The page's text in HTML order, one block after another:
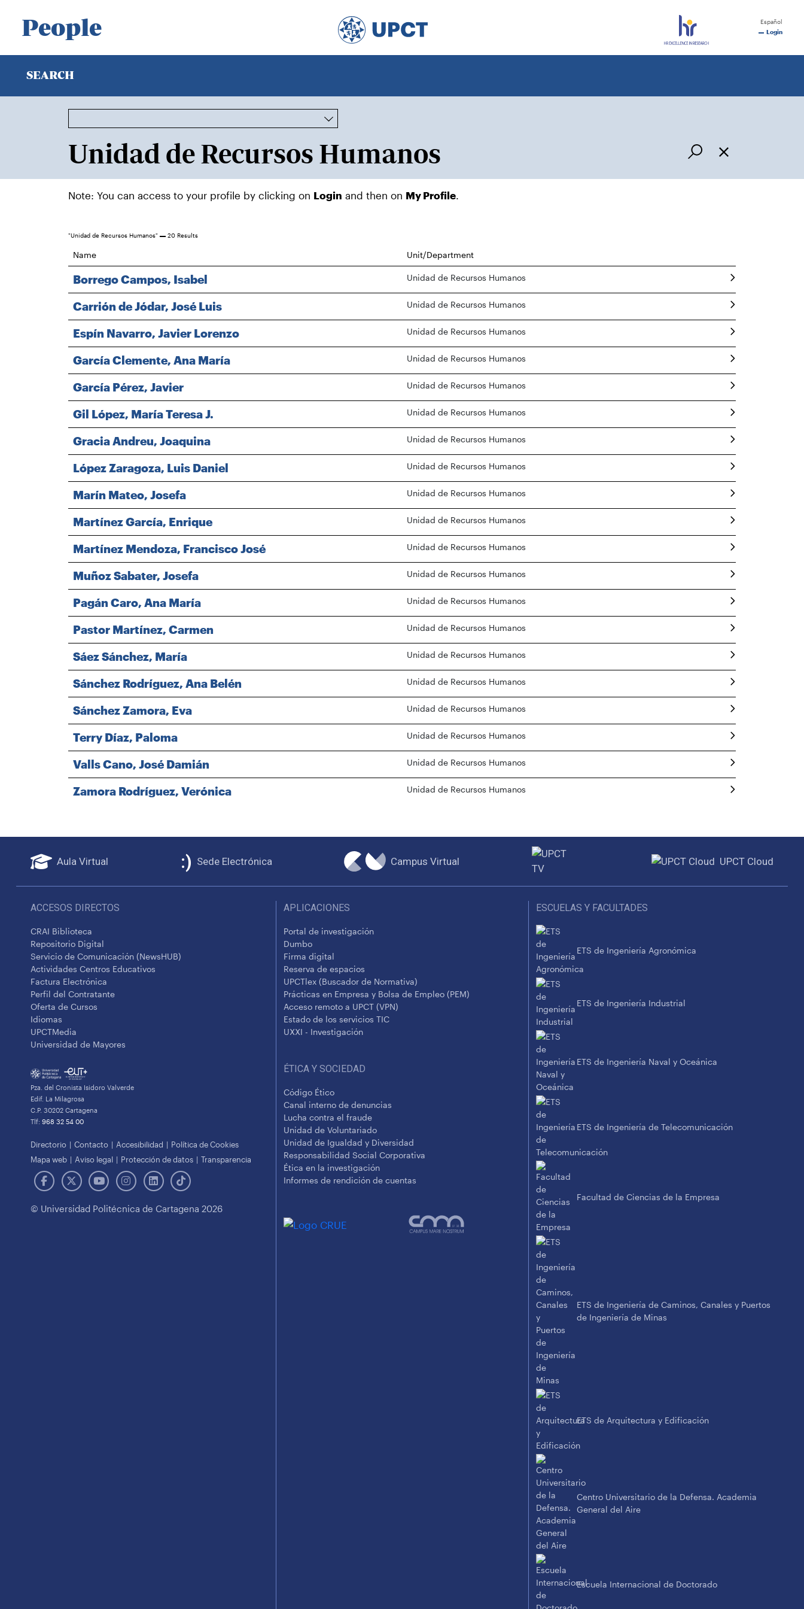
People
Español
Login
SEARCH
Note: You can access to your profile by clicking on Login and then on My Profile.
"Unidad de Recursos Humanos" 20 Results
Name Unit/Department
Borrego Campos, Isabel Unidad de Recursos Humanos
Carrión de Jódar, José Luis Unidad de Recursos Humanos
Espín Navarro, Javier Lorenzo Unidad de Recursos Humanos
García Clemente, Ana María Unidad de Recursos Humanos
García Pérez, Javier Unidad de Recursos Humanos
Gil López, María Teresa J. Unidad de Recursos Humanos
Gracia Andreu, Joaquina Unidad de Recursos Humanos
López Zaragoza, Luis Daniel Unidad de Recursos Humanos
Marín Mateo, Josefa Unidad de Recursos Humanos
Martínez García, Enrique Unidad de Recursos Humanos
Martínez Mendoza, Francisco José Unidad de Recursos Humanos
Muñoz Sabater, Josefa Unidad de Recursos Humanos
Pagán Caro, Ana María Unidad de Recursos Humanos
Pastor Martínez, Carmen Unidad de Recursos Humanos
Sáez Sánchez, María Unidad de Recursos Humanos
Sánchez Rodríguez, Ana Belén Unidad de Recursos Humanos
Sánchez Zamora, Eva Unidad de Recursos Humanos
Terry Díaz, Paloma Unidad de Recursos Humanos
Valls Cano, José Damián Unidad de Recursos Humanos
Zamora Rodríguez, Verónica Unidad de Recursos Humanos
Aula Virtual Sede Electrónica Campus Virtual UPCT Cloud
ACCESOS DIRECTOS
CRAI Biblioteca
Repositorio Digital
Servicio de Comunicación (NewsHUB)
Actividades Centros Educativos
Factura Electrónica
Perfil del Contratante
Oferta de Cursos
Idiomas
UPCTMedia
Universidad de Mayores
Pza. del Cronista Isidoro Valverde
Edif. La Milagrosa
C.P. 30202 Cartagena
Tlf: 968 32 54 00
Directorio Contacto Accesibilidad
Política de Cookies
Mapa web
Aviso legal Protección de datos Transparencia
© Universidad Politécnica de Cartagena 2026
APLICACIONES
Portal de investigación
Dumbo
Firma digital
Reserva de espacios
UPCTlex (Buscador de Normativa)
Prácticas en Empresa y Bolsa de Empleo (PEM)
Acceso remoto a UPCT (VPN)
Estado de los servicios TIC
UXXI - Investigación
ÉTICA Y SOCIEDAD
Código Ético
Canal interno de denuncias
Lucha contra el fraude
Unidad de Voluntariado
Unidad de Igualdad y Diversidad
Responsabilidad Social Corporativa
Ética en la investigación
Informes de rendición de cuentas
ESCUELAS Y FACULTADES
ETS de Ingeniería Agronómica
ETS de Ingeniería Industrial
ETS de Ingeniería Naval y Oceánica
ETS de Ingeniería de Telecomunicación
Facultad de Ciencias de la Empresa
ETS de Ingeniería de Caminos, Canales y Puertos
de Ingeniería de Minas
ETS de Arquitectura y Edificación
Centro Universitario de la Defensa. Academia
General del Aire
Escuela Internacional de Doctorado